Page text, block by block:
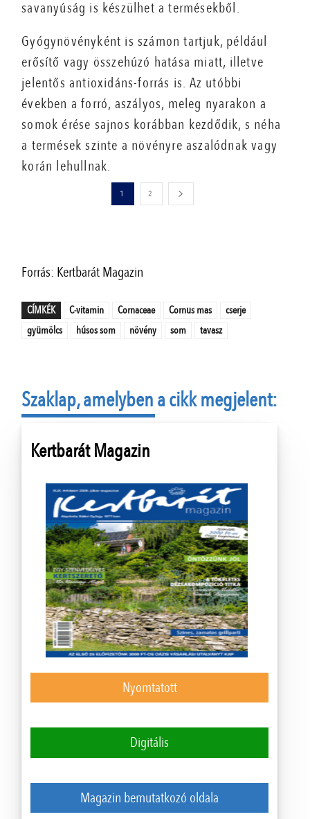
savanyúság is készülhet a termésekből.
Gyógynövényként is számon tartjuk, például
erősítő vagy összehúzó hatása miatt, illetve
jelentős antioxidáns-forrás is. Az utóbbi
években a forró, aszályos, meleg nyarakon a
somok érése sajnos korábban kezdődik, s néha
a termések szinte a növényre aszalódnak vagy
korán lehullnak.
1 2
Forrás: Kertbarát Magazin
CÍMKÉK C-vitamin Cornaceae Cornus mas
cserje
gyümölcs
húsos som növény som tavasz
Szaklap, amelyben a cikk megjelent:
Kertbarát Magazin
Nyomtatott
Digitális
Magazin bemutatkozó oldala